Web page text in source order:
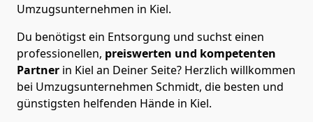
Umzugsunternehmen in Kiel.
Du benötigst ein Entsorgung und suchst einen
professionellen, preiswerten und kompetenten
Partner in Kiel an Deiner Seite? Herzlich willkommen
bei Umzugsunternehmen Schmidt, die besten und
günstigsten helfenden Hände in Kiel.